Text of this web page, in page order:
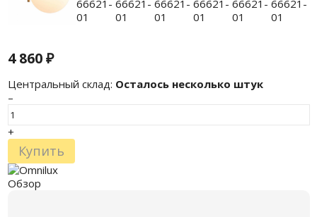
4 860₽
Центральный склад: Осталось несколько штук
–
+
Купить
Обзор